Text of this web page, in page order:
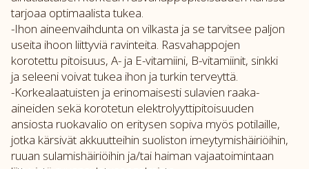
tarjoaa optimaalista tukea.
-Ihon aineenvaihdunta on vilkasta ja se tarvitsee paljon
useita ihoon liittyviä ravinteita. Rasvahappojen
korotettu pitoisuus, A- ja E-vitamiini, B-vitamiinit, sinkki
ja seleeni voivat tukea ihon ja turkin terveyttä.
-Korkealaatuisten ja erinomaisesti sulavien raaka-
aineiden sekä korotetun elektrolyyttipitoisuuden
ansiosta ruokavalio on eritysen sopiva myös potilaille,
jotka kärsivät akkuutteihin suoliston imeytymishäiriöihin,
ruuan sulamishäiriöihin ja/tai haiman vajaatoimintaan